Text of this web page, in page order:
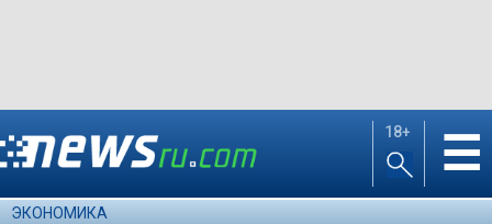
18+ ☰
ЭКОНОМИКА